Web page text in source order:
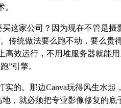
买这家公司？因为现在不管是
传统做法要么跑不动，要么贵
高效运行，不用堆服务器就能
”引擎。
的。那边Canva玩得风生水起
地，就必须把专业影像修复的